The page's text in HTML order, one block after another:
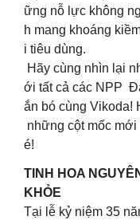
ững nỗ lực không
h mang khoáng
i tiêu dùng.
Hãy cùng nhìn lại
ới tất cả các NPP
ắn bó cùng Vikoda!
những cột mốc mới
é!
TINH HOA
KHỎE
Tại lễ kỷ niệm 35